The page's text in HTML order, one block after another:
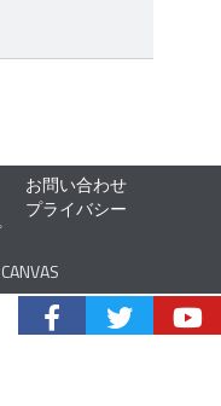
お問い合わせ
プライバシー